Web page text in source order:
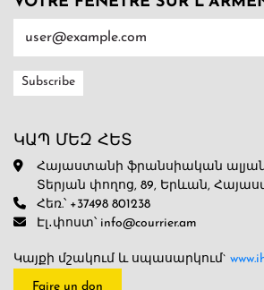
ԿԱՊ ՄԵԶ ՀԵՏ
Հայաստանի ֆրանսիական
Տերյան փողոց, 89, Երևան,
Հեռ.՝ +37498 801238
Էլ․փոստ՝ info@courrier.am
Կայքի մշակում և սպասարկում`
Faire un don